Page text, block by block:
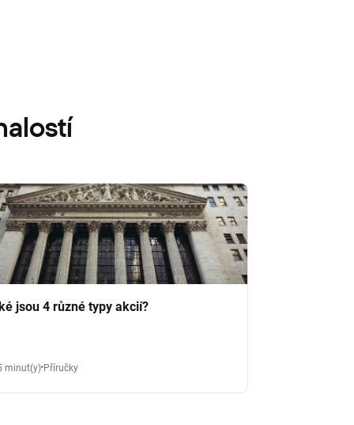
jsou 4 různé typy akcií?
minut(y) Příručky